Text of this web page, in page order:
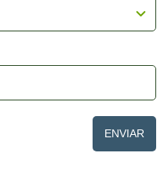
ENVIAR